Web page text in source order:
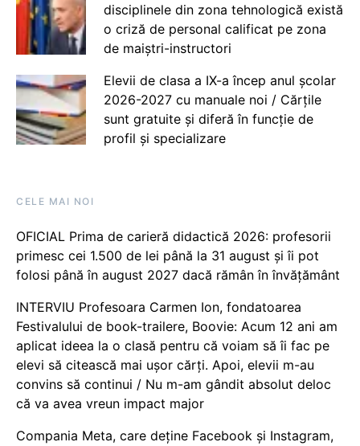
disciplinele din zona tehnologică există
o criză de personal calificat pe zona
de maiștri-instructori
Elevii de clasa a IX-a încep anul școlar
2026-2027 cu manuale noi / Cărțile
sunt gratuite și diferă în funcție de
profil și specializare
CELE MAI NOI
OFICIAL Prima de carieră didactică 2026: profesorii
primesc cei 1.500 de lei până la 31 august și îi pot
folosi până în august 2027 dacă rămân în învățământ
INTERVIU Profesoara Carmen Ion, fondatoarea
Festivalului de book-trailere, Boovie: Acum 12 ani am
aplicat ideea la o clasă pentru că voiam să îi fac pe
elevi să citească mai ușor cărți. Apoi, elevii m-au
convins să continui / Nu m-am gândit absolut deloc
că va avea vreun impact major
Compania Meta, care deține Facebook și Instagram,